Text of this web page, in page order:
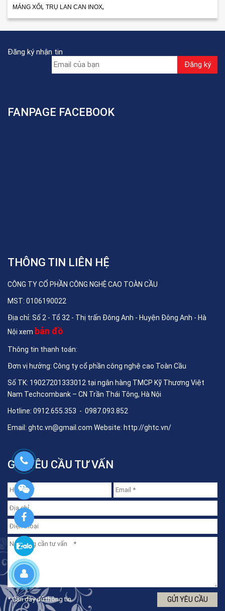
MÁNG XỐI, TRỤ LAN CAN INOX,
Đăng ký nhận tin
FANPAGE FACEBOOK
THÔNG TIN LIÊN HỆ
CÔNG TY CỔ PHẦN CÔNG NGHỆ CAO TOÀN CẦU
MST: 0106190022
Địa chỉ: Số 2 - Tổ 32 - Thị trấn Đông Anh - Huyện Đông Anh - Hà
Nội xem bản đồ
Thông tin thanh toán:
Đơn vị hưởng: Công ty cổ phần công nghệ cao Toàn Cầu
Số TK: 19027201333012 tại ngân hàng TMCP Kỹ Thương Việt
Nam Techcombank – CN Trần Thái Tông, Hà Nội
Hotline: 0912.655.353 - 0987.093.852
Email: ghtc.vn@gmail.com Website: http://ghtc.vn/
GỬI YÊU CẦU TƯ VẤN
* Cần đầy đủ thông tin